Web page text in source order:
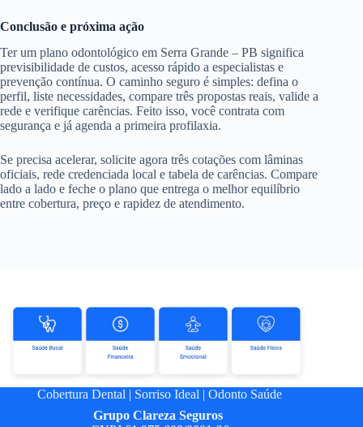
Conclusão e próxima ação
Ter um plano odontológico em Serra Grande – PB significa
previsibilidade de custos, acesso rápido a especialistas e
prevenção contínua. O caminho seguro é simples: defina o
perfil, liste necessidades, compare três propostas reais, valide a
rede e verifique carências. Feito isso, você contrata com
segurança e já agenda a primeira profilaxia.
Se precisa acelerar, solicite agora três cotações com lâminas
oficiais, rede credenciada local e tabela de carências. Compare
lado a lado e feche o plano que entrega o melhor equilíbrio
entre cobertura, preço e rapidez de atendimento.
Cobertura Dental | Sorriso Ideal |Odonto Saúde
GrupoClareza Seguros